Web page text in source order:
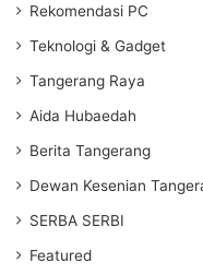
Rekomendasi PC
Teknologi & Gadget
Tangerang Raya
Aida Hubaedah
Berita Tangerang
Dewan Kesenian
SERBA SERBI
Featured